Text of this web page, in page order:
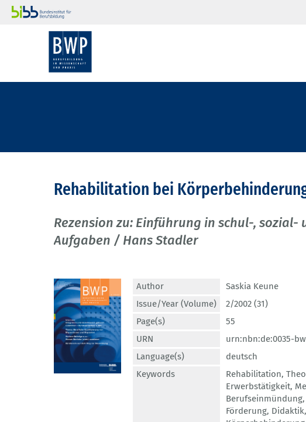
Rehabilitation bei
Rezension zu: Einführung in schul-,
Aufgaben / Hans Stadler
Author
Saskia Keune
Issue/Year (Volume)
2/2002 (31)
Page(s)
55
URN
urn:nbn:de:0035-
Language(s)
deutsch
Keywords
Rehabilitation,
Erwerbstätigkeit,
Berufseinmündung,
Förderung, Didaktik,